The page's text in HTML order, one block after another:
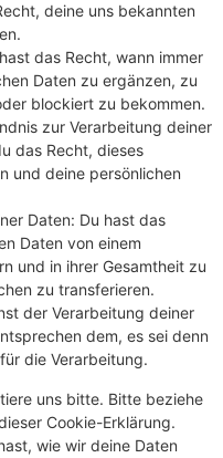
deine uns bekannten
das Recht, wann immer
Daten zu ergänzen, zu
blockiert zu bekommen.
zur Verarbeitung deiner
das Recht, dieses
und deine persönlichen
Daten: Du hast das
Daten von einem
und in ihrer Gesamtheit zu
zu transferieren.
der Verarbeitung deiner
dem, es sei denn
die Verarbeitung.
uns bitte. Bitte beziehe
Cookie-Erklärung.
wie wir deine Daten